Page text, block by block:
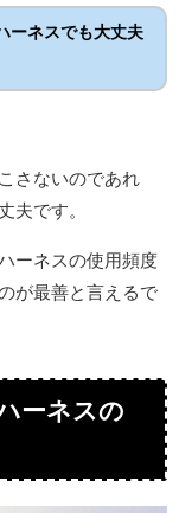
ーネスでも大丈夫
さないのであれ
夫です。
ーネスの使用頻度
が最善と言えるで
ーネスの